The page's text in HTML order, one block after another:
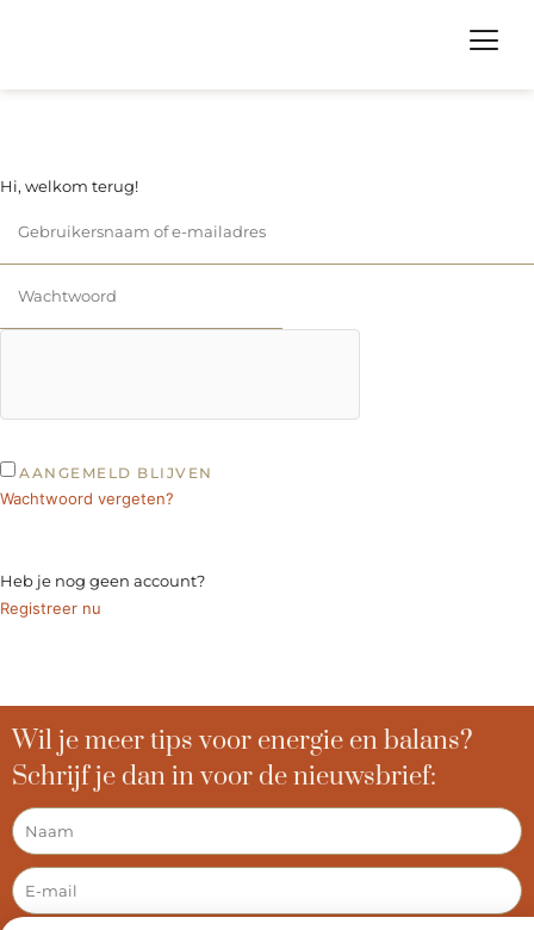
Hi, welkom terug!
AANGEMELD BLIJVEN
Wachtwoord vergeten?
Heb je nog geen account?
Registreer nu
Wil je meer tips voor energie en balans?
Schrijf je dan in voor de nieuwsbrief: